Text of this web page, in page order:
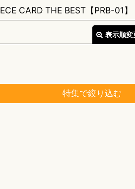
CARD THE BEST【PRB-01】
表示順変
特集で絞り込む